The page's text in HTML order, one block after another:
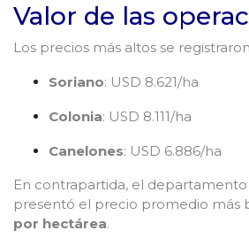
Valor de las
Los precios más altos se
Soriano: USD 8.621/ha
Colonia: USD 8.111/ha
Canelones: USD 6.886/ha
En contrapartida, el
presentó el precio promedio más
por hectárea.